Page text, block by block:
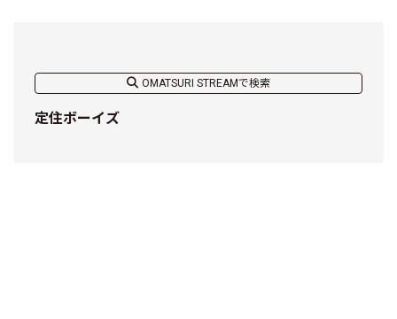
OMATSURI STREAMで検索
定住ボーイズ